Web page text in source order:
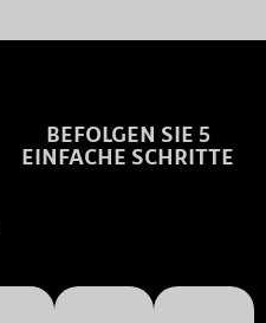
BEFOLGEN SIE 5
EINFACHE SCHRITTE